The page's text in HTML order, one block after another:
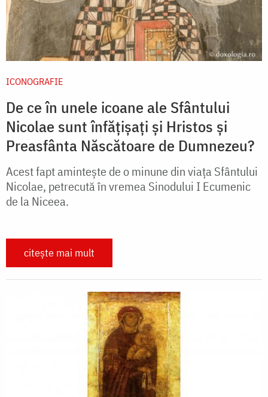
ICONOGRAFIE
De ce în unele icoane ale Sfântului
Nicolae sunt înfățișați și Hristos și
Preasfânta Născătoare de Dumnezeu?
Acest fapt amintește de o minune din viața Sfântului
Nicolae, petrecută în vremea Sinodului I Ecumenic
de la Niceea.
citește mai mult